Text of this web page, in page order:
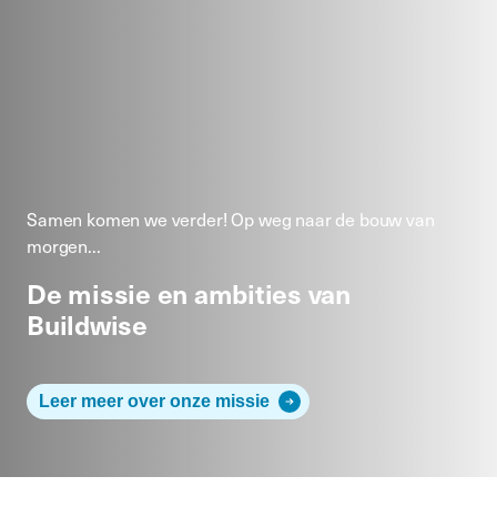
Samen komen we verder! Op weg naar de bouw van
morgen...
De missie en ambities van
Buildwise
Leer meer over onze missie